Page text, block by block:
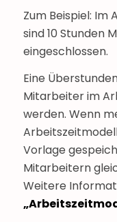
Zum Beispiel:
sind 10 Stunden
eingeschlossen.
Eine
Mitarbeiter im
werden. Wenn
Vorlage
Mitarbeitern
Weitere